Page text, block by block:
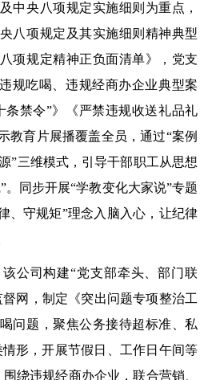
中央八项规定实施细则为重点，
八项规定及其实施细则精神典型
项规定精神正负面清单》，党支
规吃喝、违规经商办企业典型案
条禁令”》《严禁违规收送礼品礼
教育片展播覆盖全员，通过“案例
”三维模式，引导干部职工从思想
。同步开展“学教变化大家说”专题
、守规矩”理念入脑入心，让纪律
司构建“党支部牵头、部门联
网，制定《突出问题专项整治工
问题，聚焦公务接待超标准、私
形，开展节假日、工作日午间等
绕违规经商办企业，联合营销、